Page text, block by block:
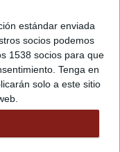
estándar enviada
socios podemos
1538 socios para que
Tenga en
solo a este sitio